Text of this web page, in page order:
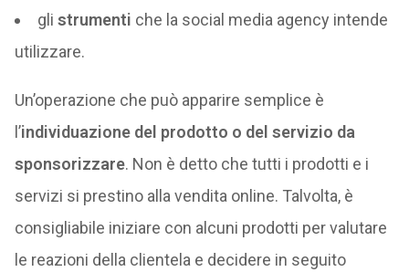
gli strumenti che la social media agency intende
utilizzare.
Un’operazione che può apparire semplice è
l’individuazione del prodotto o del servizio da
sponsorizzare. Non è detto che tutti i prodotti e i
servizi si prestino alla vendita online. Talvolta, è
consigliabile iniziare con alcuni prodotti per valutare
le reazioni della clientela e decidere in seguito